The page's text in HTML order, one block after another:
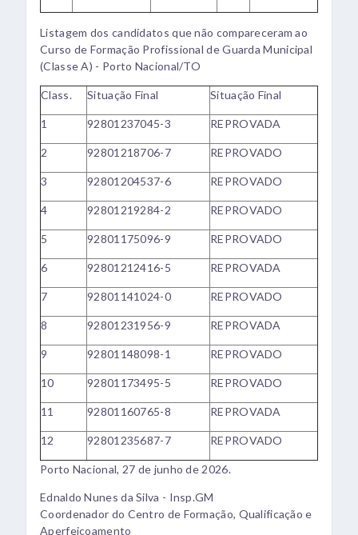
Listagem dos candidatos que não compareceram ao
Curso de Formação Profissional de Guarda Municipal
(Classe A) - Porto Nacional/TO
Class. Situação Final Situação Final
1 92801237045-3 REPROVADA
2 92801218706-7 REPROVADO
3 92801204537-6 REPROVADO
4 92801219284-2 REPROVADO
5 92801175096-9 REPROVADO
6 92801212416-5 REPROVADA
7 92801141024-0 REPROVADO
8 92801231956-9 REPROVADA
9 92801148098-1 REPROVADO
10 92801173495-5 REPROVADO
11 92801160765-8 REPROVADA
12 92801235687-7 REPROVADO
Porto Nacional, 27 de junho de 2026.
Ednaldo Nunes da Silva - Insp.GM
Coordenador do Centro de Formação, Qualificação e
Aperfeiçoamento